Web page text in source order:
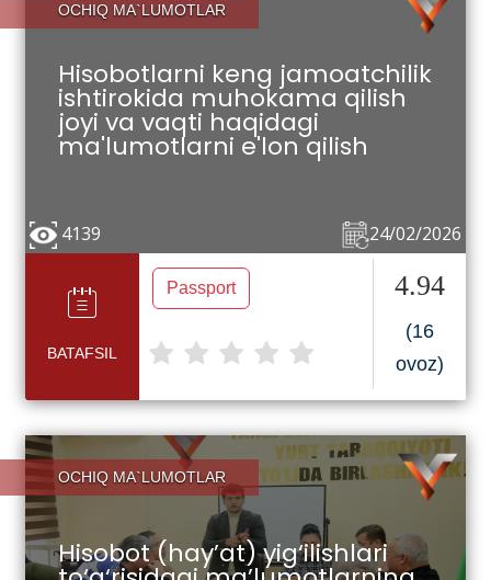
OCHIQ MA`LUMOTLAR
Hisobotlarni keng jamoatchilik
ishtirokida muhokama qilish
joyi va vaqti haqidagi
ma'lumotlarni e'lon qilish
24/02/2026
4139
BATAFSIL
Passport 4.94
(16
ovoz)
OCHIQ MA`LUMOTLAR
Hisobot (hay’at) yig‘ilishlari